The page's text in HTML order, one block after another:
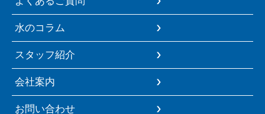
水のコラム
スタッフ紹介
会社案内
お問い合わせ